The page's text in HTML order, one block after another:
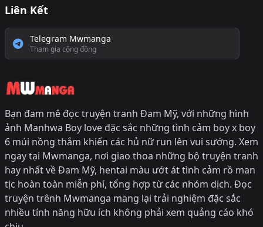
Liên Kết
Telegram Mwmanga
Tham gia cộng đồng
Bạn đam mê đọc truyện tranh Đam Mỹ, với những hình
ảnh Manhwa Boy love đặc sắc những tình cảm boy x boy
6 múi nồng thắm khiến các hủ nữ run lên vui sướng. Xem
ngay tại Mwmanga, nơi giao thoa những bộ truyện tranh
hay nhất về Đam Mỹ, hentai màu ướt át tình cảm rồ man
tịc hoàn toàn miễn phí, tổng hợp từ các nhóm dịch. Đọc
truyện trênh Mwmanga mang lại trải nghiệm đặc sắc
nhiều tính năng hữu ích không phải xem quảng cáo khó